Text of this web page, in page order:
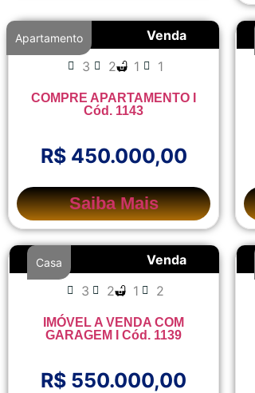
Venda
Apartamento
3 2 1 1
COMPRE APARTAMENTO I
Cód. 1143
R$ 450.000,00
Saiba Mais
Venda
Casa
3 2 1 2
IMÓVEL A VENDA COM
GARAGEM I Cód. 1139
R$ 550.000,00